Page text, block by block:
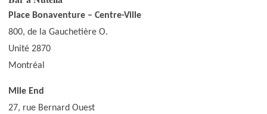
Place Bonaventure – Centre-Ville
800, de la Gauchetière O.
Unité 2870
Montréal
Mile End
27, rue Bernard Ouest